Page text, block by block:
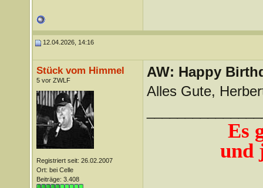
12.04.2026, 14:16
Stück vom Himmel
5 vor ZWLF
Registriert seit: 26.02.2007
Ort: bei Celle
Beiträge: 3.408
AW: Happy
Alles Gute,
Es
und